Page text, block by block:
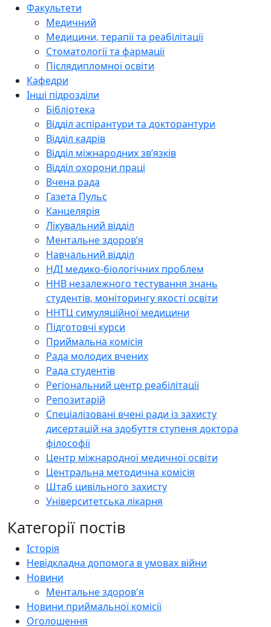
Факультети
Медичний
Медицини, терапії та реабілітації
Стоматології та фармації
Післядипломної освіти
Кафедри
Інші підрозділи
Бібліотека
Відділ аспірантури та докторантури
Відділ кадрів
Відділ міжнародних зв’язків
Відділ охорони праці
Вчена рада
Газета Пульс
Канцелярія
Лікувальний відділ
Ментальне здоров’я
Навчальний відділ
НДІ медико-біологічних проблем
ННВ незалежного тестування знань
студентів, моніторингу якості освіти
ННТЦ симуляційної медицини
Підготовчі курси
Приймальна комісія
Рада молодих вчених
Рада студентів
Регіональний центр реабілітації
Репозитарій
Спеціалізовані вчені ради із захисту
дисертацій на здобуття ступеня доктора
філософії
Центр міжнародної медичної освіти
Центральна методична комісія
Штаб цивільного захисту
Університетська лікарня
Категорії постів
Історія
Невідкладна допомога в умовах війни
Новини
Ментальне здоров'я
Новини приймальної комісії
Оголошення